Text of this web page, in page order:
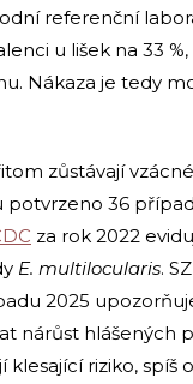
referenční
u lišek na 33 %,
Nákaza je tedy
zůstávají
potvrzeno 36
za rok 2022
E. multilocularis.
2025
nárůst hlášených
klesající riziko, spíš